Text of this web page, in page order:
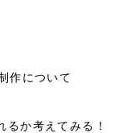
作について
か考えてみる！